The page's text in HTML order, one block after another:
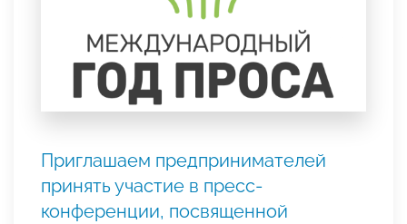
Приглашаем предпринимателей
принять участие в пресс-
конференции, посвященной